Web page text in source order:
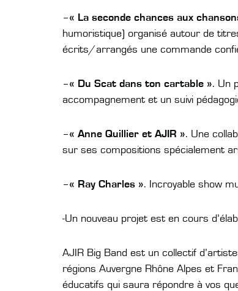
–« La seconde chances aux
humoristique) organisé autour de
écrits/arrangés une commande
–« Du Scat dans ton cartable ». Un
accompagnement et un suivi
–« Anne Quillier et AJIR ». Une
sur ses compositions spécialement
–« Ray Charles ». Incroyable show
-Un nouveau projet est en cours
​AJIR Big Band est un collectif
régions Auvergne Rhône Alpes et
éducatifs qui saura répondre à vos